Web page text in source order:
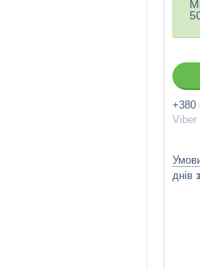
+380
Viber
днів